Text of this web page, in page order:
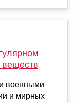
военными
и мирных